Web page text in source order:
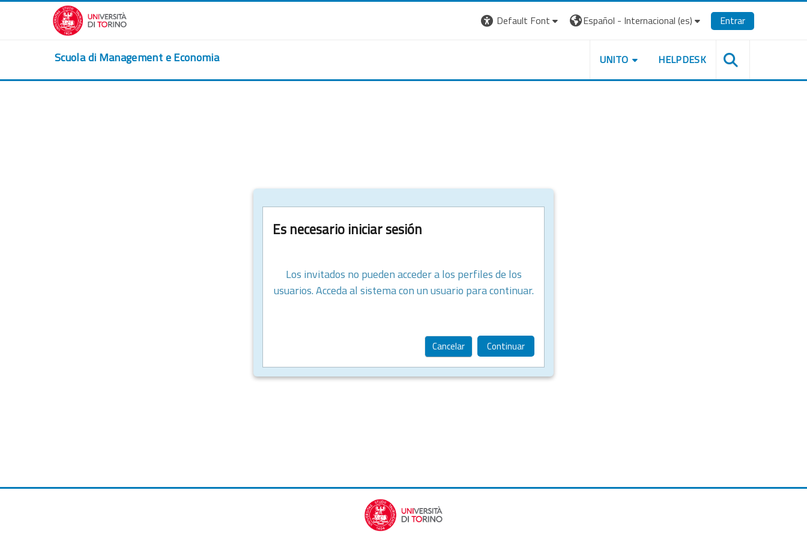
Salta al contenido principal
Default Font
Español - Internacional ‎(es)‎ Entrar
Scuola di Management e Economia UNITO HELPDESK
Es necesario iniciar sesión
Los invitados no pueden acceder a los perfiles de los
usuarios. Acceda al sistema con un usuario para continuar.
Cancelar Continuar